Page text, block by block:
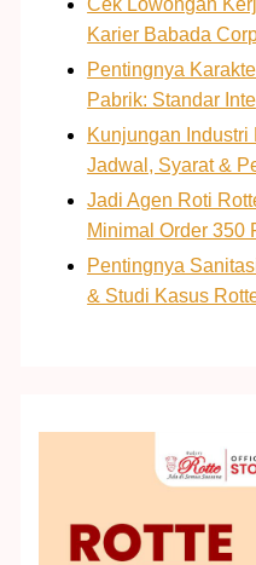
Karier Babada
Pentingnya
Pabrik: Standar
Kunjungan Industri
Jadwal, Syarat &
Jadi Agen Roti
Minimal Order 350
Pentingnya
& Studi Kasus